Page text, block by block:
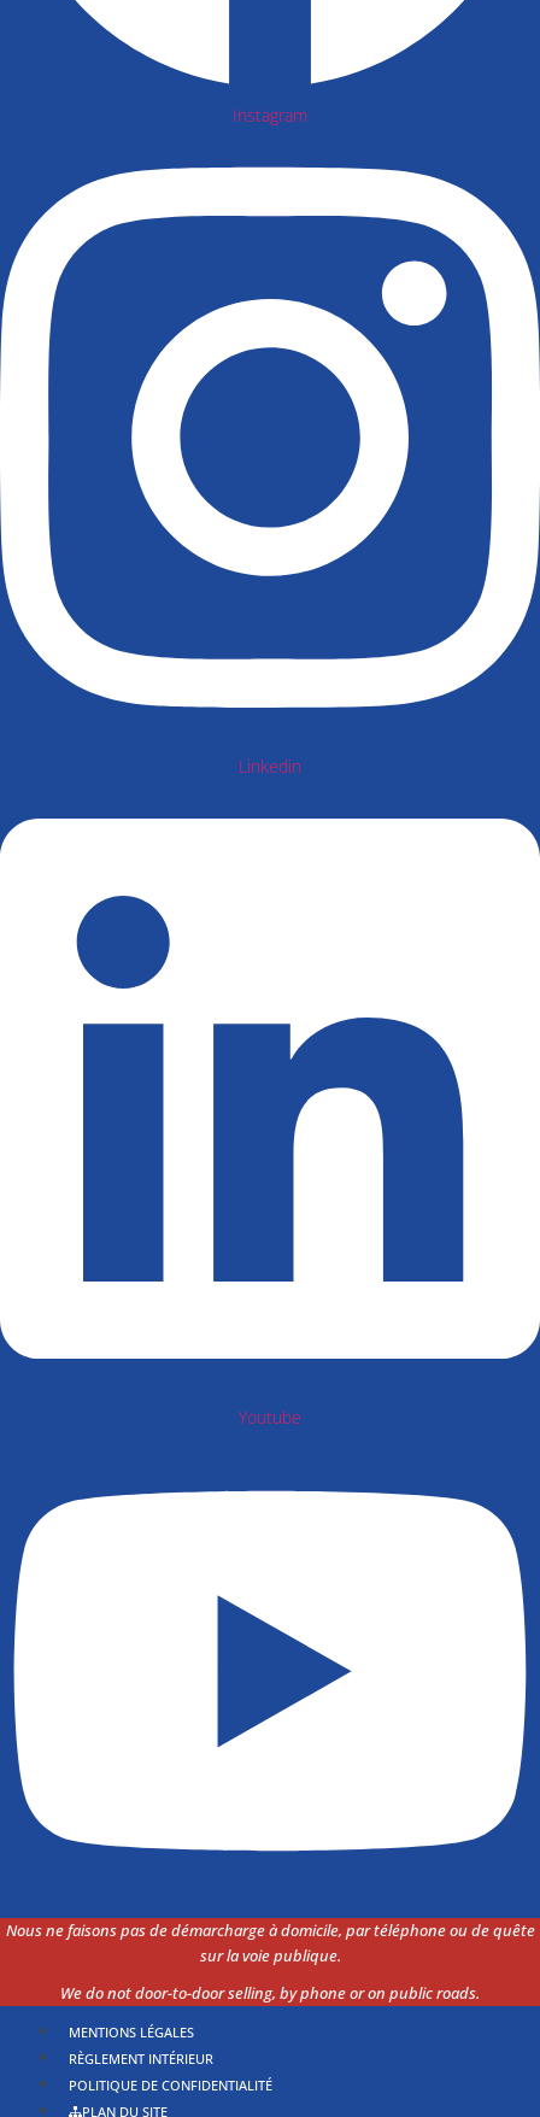
Instagram
Linkedin
Youtube
Nous ne faisons pas de démarcharge à domicile, par téléphone ou de quête
sur la voiepublique.
We do not door-to-door selling, by phone or on public roads.
MENTIONS LÉGALES
RÈGLEMENT INTÉRIEUR
POLITIQUE DE CONFIDENTIALITÉ
PLAN DU SITE